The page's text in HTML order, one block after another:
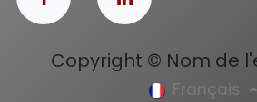
Copyright © Nom de
Français